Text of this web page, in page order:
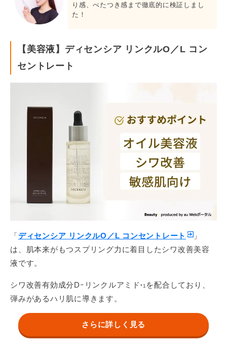
り感、べたつき感まで徹底的に検証しまし
た！
【美容液】ディセンシア リンクルO／L コン
セントレート
「ディセンシア リンクルO／L コンセントレート
」
は、肌本来がもつスプリング力に着目したシワ改善美容
液です。
シワ改善有効成分Dｰリンクルアミド *1 を配合しており、
弾みがあるハリ肌に導きます。
さらに詳しく見る